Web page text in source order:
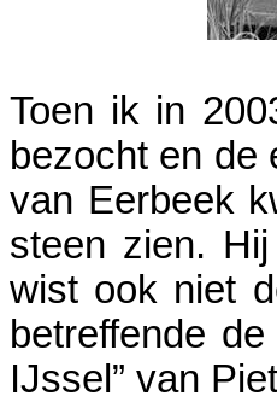
Toen ik in
bezocht en de
van Eerbeek
steen zien.
wist ook niet
betreffende
IJssel” van